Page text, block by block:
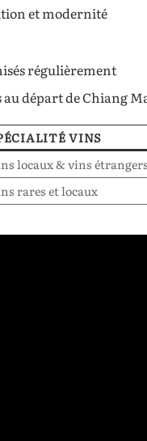
et modernité
régulièrement
départ de Chiang
VINS
locaux & vins étrangers
rares et locaux